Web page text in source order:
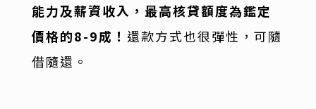
能力及薪資收入，最高核貸額度為鑑定
價格的8-9成！ 還款方式也很彈性，可隨
借隨還。